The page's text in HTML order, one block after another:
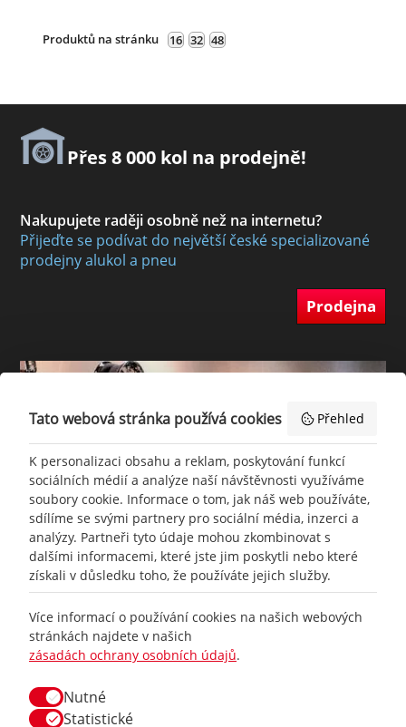
Produktů na stránku 16 32 48
Přes 8 000 kol na prodejně!
Nakupujete raději osobně než na internetu?
Přijeďte se podívat do největší české specializované
prodejny alukol a pneu
Prodejna
+420777 465 460
info@racing-line.cz
Facebook
Tato webová stránka používá cookies Přehled
K personalizaci obsahu a reklam, poskytování funkcí
sociálních médií a analýze naší návštěvnosti využíváme
soubory cookie. Informace o tom, jak náš web používáte,
sdílíme se svými partnery pro sociální média, inzerci a
analýzy. Partneři tyto údaje mohou zkombinovat s
dalšími informacemi, které jste jim poskytli nebo které
získali v důsledku toho, že používáte jejich služby.
Více informací o používání cookies na našich webových
stránkách najdete v našich
zásadách ochrany osobních údajů.
Nutné
Statistické